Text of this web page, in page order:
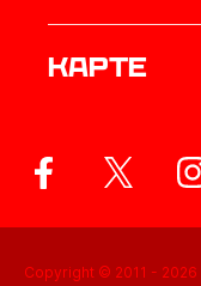
Карте
Copyright © 2011 - 2026